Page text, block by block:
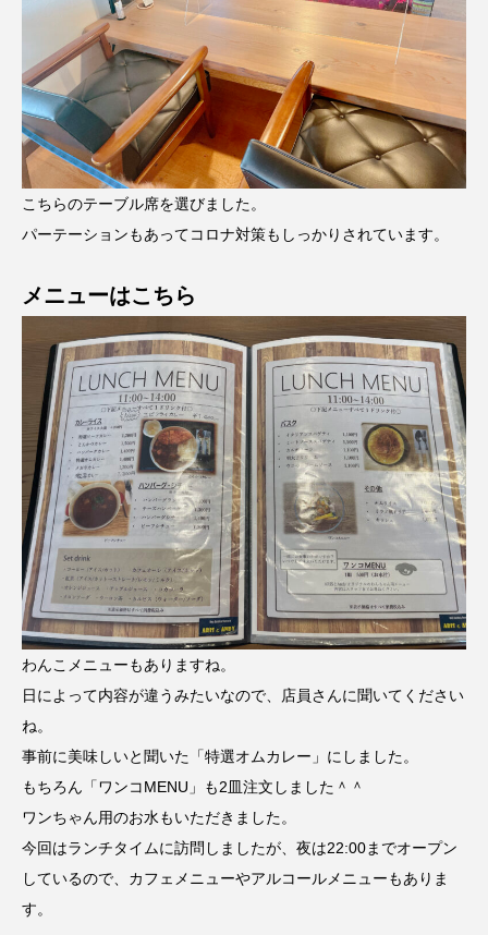
こちらのテーブル席を選びました。
パーテーションもあってコロナ対策もしっかりされています。
メニューはこちら
わんこメニューもありますね。
日によって内容が違うみたいなので、店員さんに聞いてください
ね。
事前に美味しいと聞いた「特選オムカレー」にしました。
もちろん「ワンコMENU」も2皿注文しました＾＾
ワンちゃん用のお水もいただきました。
今回はランチタイムに訪問しましたが、夜は22:00までオープン
しているので、カフェメニューやアルコールメニューもありま
す。